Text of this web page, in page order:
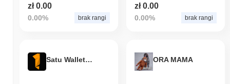
zł 0.00
0.00% brak rangi
zł 0.00
0.00% brak rangi
Satu Wallet Token ORA MAMA